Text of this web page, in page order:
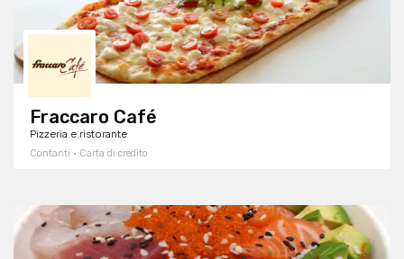
Fraccaro Café
Pizzeria e ristorante
Contanti · Carta di credito